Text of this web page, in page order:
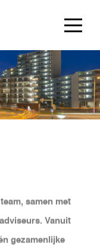
samen met
Vanuit
gezamenlijke